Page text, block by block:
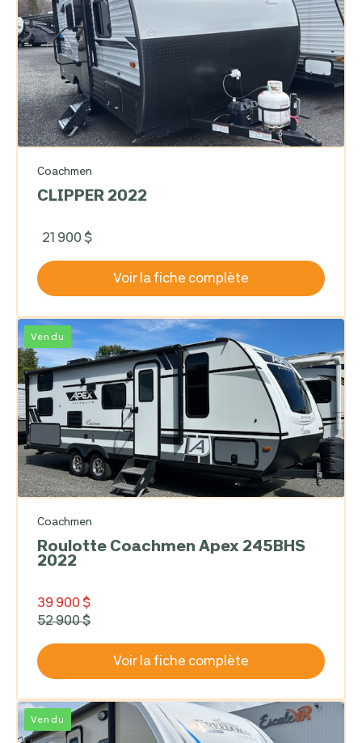
Coachmen
CLIPPER 2022
21 900 $
Voir la fiche complète
Vendu
Coachmen
Roulotte Coachmen Apex 245BHS
2022
52 900 $
39 900 $
Voir la fiche complète
Vendu